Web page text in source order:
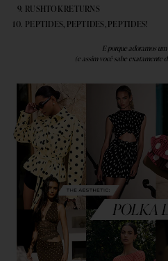
RUSHTOK RETURNS
PEPTIDES, PEPTIDES, PEPTIDES!
E porque adoramos um
(e assim você sabe exatamente